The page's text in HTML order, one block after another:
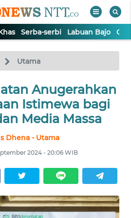
Serba-serbi Labuan Bajo
Utama
Anugerahkan
Istimewa bagi
Media Massa
Dhena - Utama
2024 - 20:06 WIB